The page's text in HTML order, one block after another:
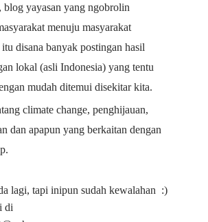
, blog yayasan yang ngobrolin
menuju masyarakat
disana banyak postingan hasil
lokal (asli Indonesia) yang tentu
mudah ditemui disekitar kita.
climate change, penghijauan,
dan apapun yang berkaitan dengan
lagi, tapi inipun sudah kewalahan :)
di